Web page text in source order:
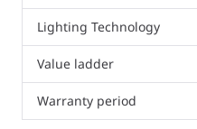
Lighting Technology
Value ladder
Warranty period